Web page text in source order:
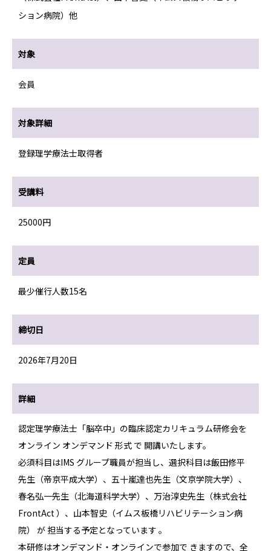
ション病院）他
対象
会員
対象詳細
登録理学療法士取得者
受講料
25000円
定員
最少催行人数15名
締切日
2026年7月20日
詳細
認定理学療法士「脳卒中」の臨床認定カリキュラム研修会を
オンライン オンデマンド 形式 で 開講いたします。
必須科目はIMS グループ職員が担当し、選択科目は飯田修平
先生（帝京平成大学）、五十嵐達也先生（文京学院大学）、
春名弘一先生（北海道科学大学）、万治淳史先生（株式会社
FrontAct ）、山本智史（イムス板橋リハビリテーション病
院） が 担当する予定となっています 。
本研修はオンデマンド・オンラインで参加で きますので、全